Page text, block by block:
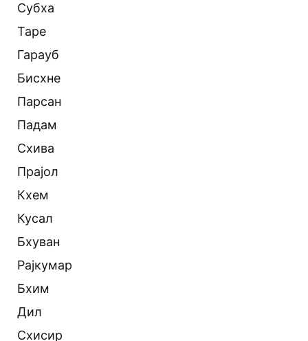
Субха
Таре
Гарауб
Бисхне
Парсан
Падам
Схива
Прајол
Кхем
Кусал
Бхуван
Рајкумар
Бхим
Дил
Схисир